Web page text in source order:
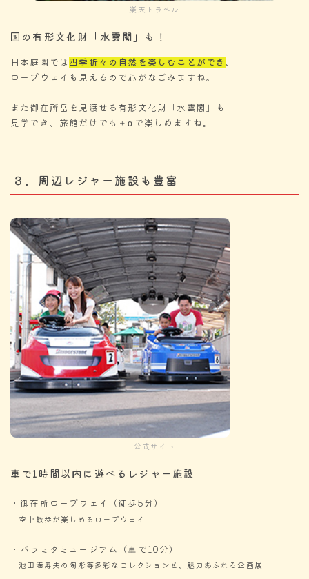
楽天トラベル
国の有形文化財「水雲閣」 も ！
日本庭園では 四季折々の自然を楽しむことができ、
ロープウェイも見えるので心がなごみますね。
また御在所岳を見渡せる有形文化財「水雲閣」も
見学でき、旅館だけでも＋αで楽しめますね。
３．周辺レジャー施設も豊富
公式サイト
車で1時間以内に遊べるレジャー施設
・御在所ロープウェイ（徒歩5分）
空中散歩が楽しめるロープウェイ
・バラミタミュージアム（車で10分）
池田満寿夫の陶彫等多彩なコレクションと、魅力あふれる企画展